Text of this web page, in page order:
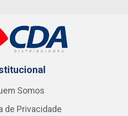
Somos
de Privacidade